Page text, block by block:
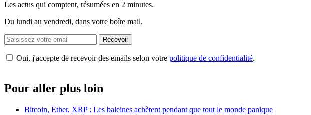
Les actus qui comptent, résumées en 2 minutes.
Du lundi au vendredi, dans votre boîte mail.
Recevoir
Oui, j'accepte de recevoir des emails selon votre politique de confidentialité.
Pour aller plus loin
Bitcoin, Ether, XRP : Les baleines achètent pendant que tout le monde panique